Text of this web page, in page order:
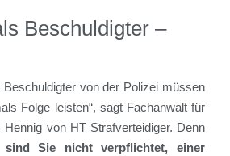
Beschuldigter –
Beschuldigter von der Polizei müssen
Folge leisten“, sagt Fachanwalt für
von HT Strafverteidiger. Denn
sind Sie nicht verpflichtet, einer